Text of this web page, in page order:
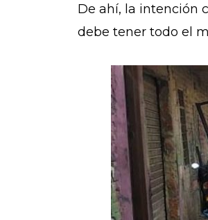
De ahí, la intención
debe tener todo el